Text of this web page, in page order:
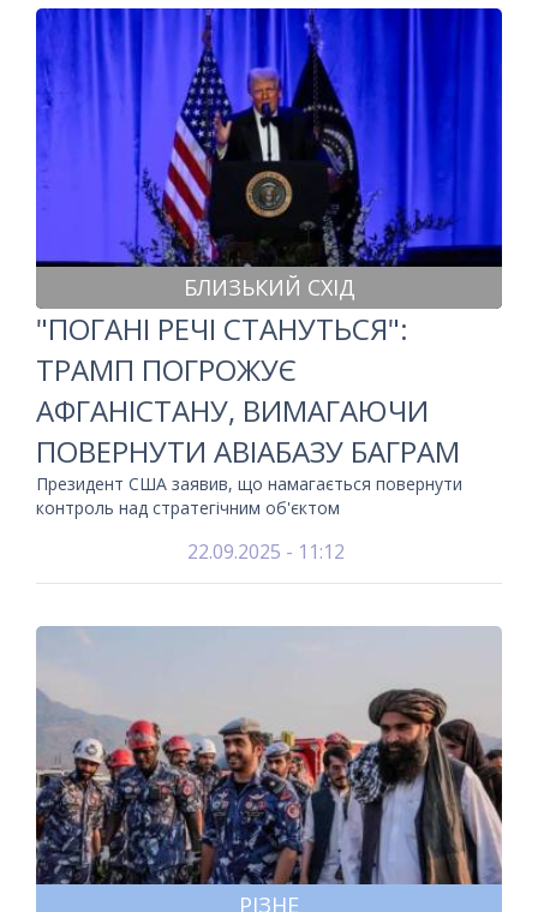
БЛИЗЬКИЙ СХІД
"ПОГАНІ РЕЧІ СТАНУТЬСЯ":
ТРАМП ПОГРОЖУЄ
АФГАНІСТАНУ, ВИМАГАЮЧИ
ПОВЕРНУТИ АВІАБАЗУ БАГРАМ
Президент США заявив, що намагається повернути
контроль над стратегічним об'єктом
22.09.2025 - 11:12
РІЗНЕ